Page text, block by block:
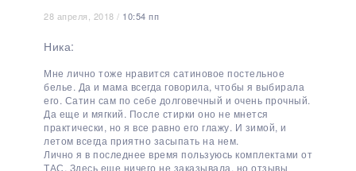
28 апреля, 2018 / 10:54 пп
Ника:
Мне лично тоже нравится сатиновое постельное
белье. Да и мама всегда говорила, чтобы я выбирала
его. Сатин сам по себе долговечный и очень прочный.
Да еще и мягкий. После стирки оно не мнется
практически, но я все равно его глажу. И зимой, и
летом всегда приятно засыпать на нем.
Лично я в последнее время пользуюсь комплектами от
ТАС. Здесь еще ничего не заказывала, но отзывы